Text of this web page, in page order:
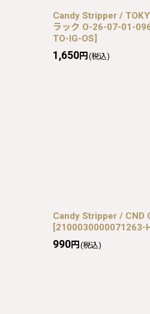
Candy Stripper /
ラック O-26-07-01-
TO-IG-OS]
1,650円 (税込)
Candy Stripper / CND
[2100030000071263-
990円 (税込)